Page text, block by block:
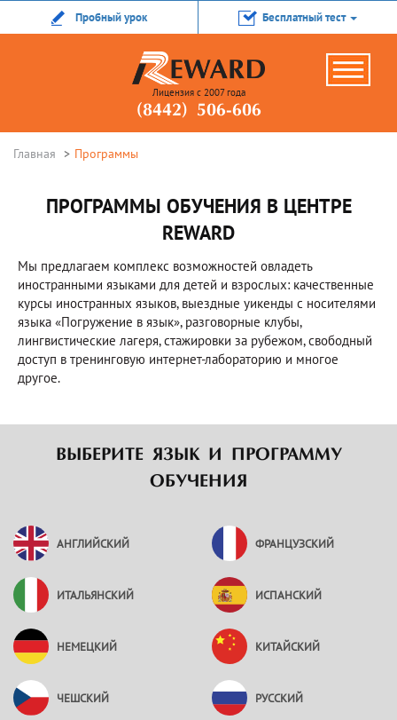
Пробный урок Бесплатный тест
Лицензия с 2007 года
(8442) 506-606
Главная Программы
ПРОГРАММЫ ОБУЧЕНИЯ В ЦЕНТРЕ
REWARD
Мы предлагаем комплекс возможностей овладеть
иностранными языками для детей и взрослых: качественные
курсы иностранных языков, выездные уикенды с носителями
языка «Погружение в язык», разговорные клубы,
лингвистические лагеря, стажировки за рубежом, свободный
доступ в тренинговую интернет-лабораторию и многое
другое.
ВЫБЕРИТЕ ЯЗЫК И ПРОГРАММУ
ОБУЧЕНИЯ
АНГЛИЙСКИЙ ФРАНЦУЗСКИЙ
ИТАЛЬЯНСКИЙ ИСПАНСКИЙ
НЕМЕЦКИЙ КИТАЙСКИЙ
ЧЕШСКИЙ РУССКИЙ